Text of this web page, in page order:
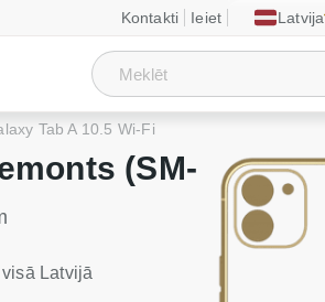
Kontakti Ieiet Latvija
Tab A 10.5 Wi-Fi
(SM-
Latvijā